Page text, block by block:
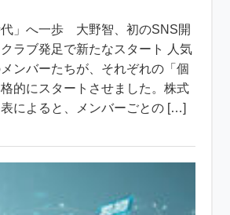
代」へ一歩 大野智、初のSNS開
ラブ発足で新たなスタート 人気
ンバーたちが、それぞれの「個
的にスタートさせました。株式
によると、メンバーごとの […]